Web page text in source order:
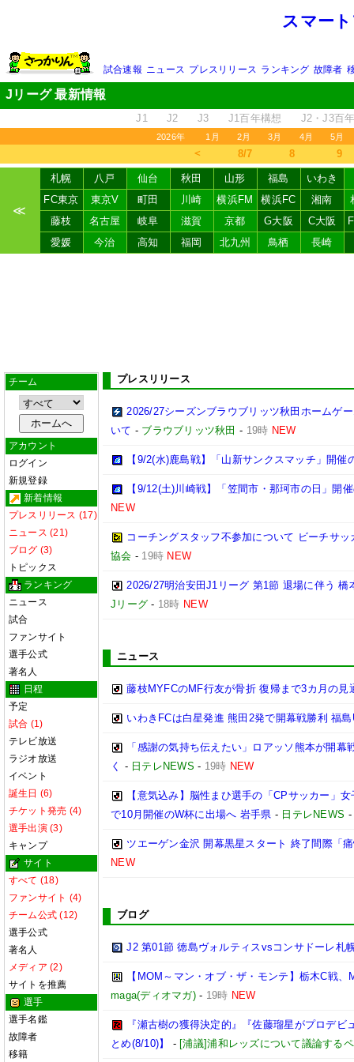
スマー
試合速報 ニュース プレスリリース ランキング 故障者
Jリーグ 最新情報
J1 J2 J3 J1百年構想 J2・J3百
2026年 1月 2月 3月 4月 5月
＜ 8/7 8 9
≪
札幌 八戸 仙台 秋田 山形 福島
いわき
FC東京
東京V 町田 川崎 横浜FM 横浜FC 湘南
藤枝
名古屋 岐阜 滋賀 京都 G大阪 C大阪
愛媛
今治 高知 福岡 北九州 鳥栖 長崎
チーム
アカウント
ログイン
新規登録
新着情報
プレスリリース (17)
ニュース (21)
ブログ (3)
トピックス
ランキング
ニュース
試合
ファンサイト
選手公式
著名人
日程
予定
試合 (1)
テレビ放送
ラジオ放送
イベント
誕生日 (6)
チケット発売 (4)
選手出演 (3)
キャンプ
サイト
すべて (18)
ファンサイト (4)
チーム公式 (12)
選手公式
著名人
メディア (2)
サイトを推薦
選手
選手名鑑
故障者
移籍
プレスリリース
2026/27シーズンブラウブリッツ秋田ホームゲ
いて - ブラウブリッツ秋田 - 19時 NEW
【9/2(水)鹿島戦】「山新サンクスマッチ」開催
【9/12(土)川崎戦】「笠間市・那珂市の日」開
NEW
コーチングスタッフ不参加について ビーチサ
協会 - 19時 NEW
2026/27明治安田J1リーグ 第1節 退場に伴う
Jリーグ - 18時 NEW
ニュース
藤枝MYFCのMF行友が骨折 復帰まで3カ月の見
いわきFCは白星発進 熊田2発で開幕戦勝利 福
「感謝の気持ち伝えたい」ロアッソ熊本が開
く - 日テレNEWS - 19時 NEW
【意気込み】脳性まひ選手の「CPサッカー」
で10月開催のW杯に出場へ 岩手県 - 日テレNEWS
ツエーゲン金沢 開幕黒星スタート 終了間際「
NEW
ブログ
J2 第01節 徳島ヴォルティスvsコンサドーレ札
【MOM～マン・オブ・ザ・モンテ】栃木C戦
maga(ディオマガ)- 19時 NEW
『瀬古樹の獲得決定的』『佐藤瑠星がプロデ
とめ(8/10)】
- [浦議]浦和レッズについて議論する